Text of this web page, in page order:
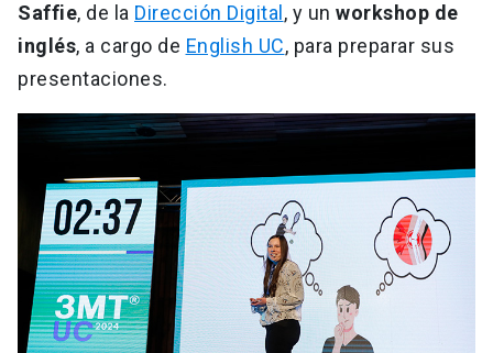
Saffie, de la Dirección Digital , y un workshop de
inglés, a cargo de English UC, para preparar sus
presentaciones.